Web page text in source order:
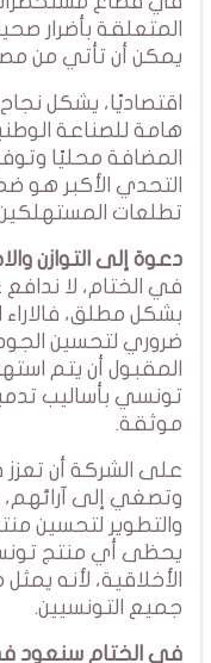
المتعلقة بأضرار
يمكن أن تأتي من
اقتصاديًا، يشكل
هامة للصناعة
المضافة محليًا
التحدي الأكبر هو
تطلعات
دعوة إلى التوازن
في الختام، لا
بشكل مطلق، فالاراء
ضروري لتحسين
المقبول أن يتم
تونسي بأساليب
موثقة.
على الشركة أن تعزز
وتصغي إلى آرائهم،
والتطوير لتحسين
يحظى أي منتج
الأخلاقية، لأنه
جميع التونسيين.
في الختام سنعود